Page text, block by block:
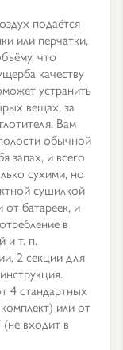
подаётся
или перчатки,
что
качеству
устранить
вещах, за
Вам
обычной
запах, и всего
сухими, но
сушилкой
от батареек, и
в
и т. п.
2 секции для
4 стандартных
или от
входит в